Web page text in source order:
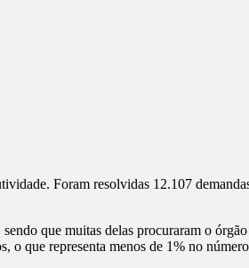
Foram resolvidas 12.107
que muitas delas procuraram o
que representa menos de 1% no